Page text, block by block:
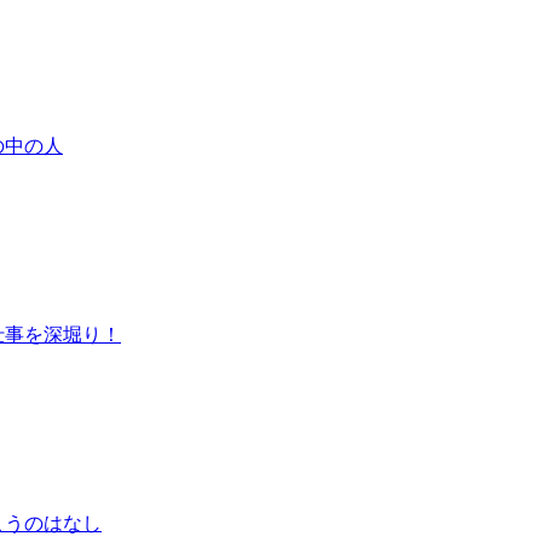
の人
を深堀り！
のはなし